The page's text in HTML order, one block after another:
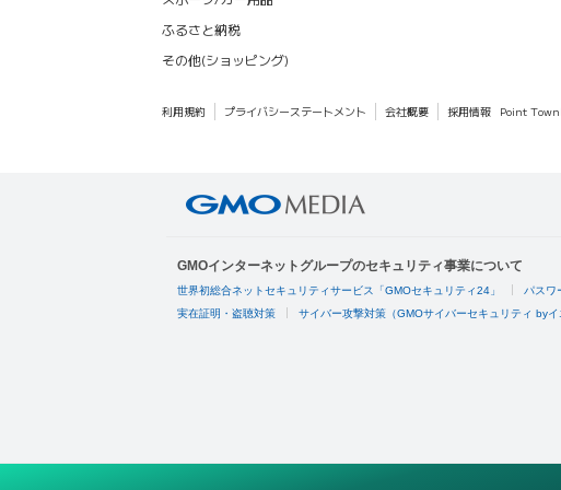
ふるさと納税
その他(ショッピング)
利用規約 プライバシーステートメント 会社概要 採用情報 Point Town
GMOインターネットグループのセキュリティ事業について
世界初総合ネットセキュリティサービス「GMOセキュリティ24」 パスワ
実在証明・盗聴対策 サイバー攻撃対策（GMOサイバーセキュリティ byイ